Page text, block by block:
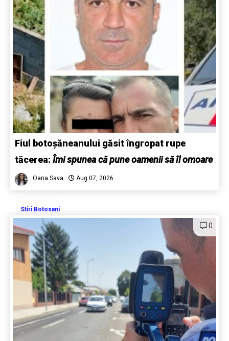
Fiul botoșăneanului găsit îngropat rupe
tăcerea: Îmi spunea că pune oamenii să îl omoare
Oana Sava Aug 07, 2026
Stiri Botosani
0